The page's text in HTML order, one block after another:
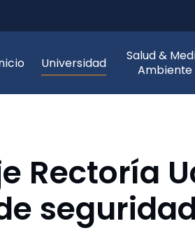
Universidad
Salud &
Ambiente
Rectoría